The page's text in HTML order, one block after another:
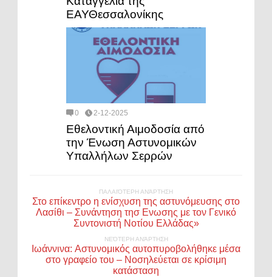
ΕΑΥΘεσσαλονίκης
0 2-12-2025
Εθελοντική Αιμοδοσία από
την Ένωση Αστυνομικών
Υπαλλήλων Σερρών
ΠΑΛΑΙΌΤΕΡΗ ΑΝΆΡΤΗΣΗ
Στο επίκεντρο η ενίσχυση της αστυνόμευσης στο
Λασίθι – Συνάντηση τησ Ενωσης με τον Γενικό
Συντονιστή Νοτίου Ελλάδας»
ΝΕΌΤΕΡΗ ΑΝΆΡΤΗΣΗ
Ιωάννινα: Aστυνομικός αυτοπυροβολήθηκε μέσα
στο γραφείο του – Νοσηλεύεται σε κρίσιμη
κατάσταση